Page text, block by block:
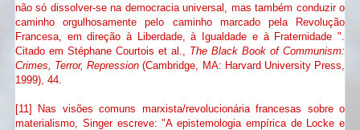
não só dissolver-se na democracia universal, mas também conduzir o
caminho orgulhosamente pelo caminho marcado pela Revolução
Francesa, em direção à Liberdade, à Igualdade e à Fraternidade ".
Citado em Stéphane Courtois et al., The Black Book of Communism:
Crimes, Terror, Repression(Cambridge, MA: Harvard University Press,
1999), 44.
[11] Nas visões comuns marxista/revolucionária francesas sobre o
materialismo, Singer escreve: "A epistemologia empírica de Locke e